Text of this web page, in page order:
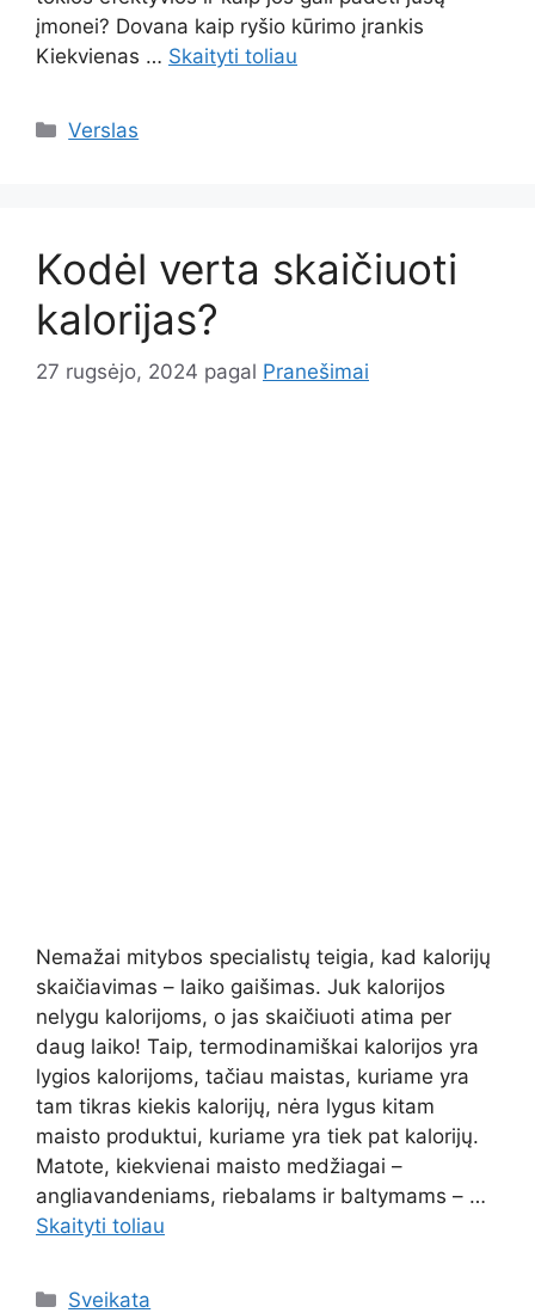
įmonei? Dovana kaip ryšio kūrimo įrankis
Kiekvienas … Skaityti toliau
Kategorijos
Verslas
Kodėl verta skaičiuoti
kalorijas?
27 rugsėjo, 2024 pagal Pranešimai
Nemažai mitybos specialistų teigia, kad kalorijų
skaičiavimas – laiko gaišimas. Juk kalorijos
nelygu kalorijoms, o jas skaičiuoti atima per
daug laiko! Taip, termodinamiškai kalorijos yra
lygios kalorijoms, tačiau maistas, kuriame yra
tam tikras kiekis kalorijų, nėra lygus kitam
maisto produktui, kuriame yra tiek pat kalorijų.
Matote, kiekvienai maisto medžiagai –
angliavandeniams, riebalams ir baltymams – …
Skaityti toliau
Kategorijos
Sveikata